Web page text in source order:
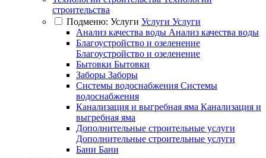
строительства
Подменю: Услуги Услуги Услуги
Анализ качества воды Анализ качества воды
Благоустройство и озеленение
Благоустройство и озеленение
Бытовки Бытовки
Заборы Заборы
Системы водоснабжения Системы
водоснабжения
Канализация и выгребная яма Канализация и
выгребная яма
Дополнительные строительные услуги
Дополнительные строительные услуги
Бани Бани